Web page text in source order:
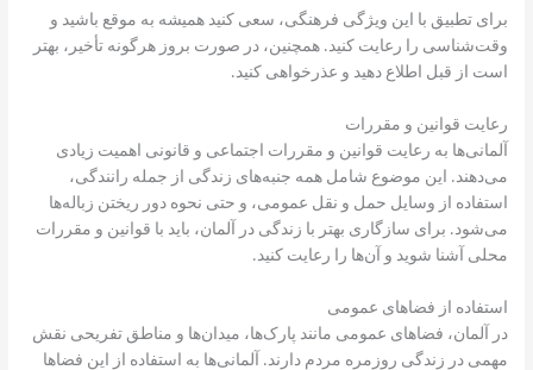
برای تطبیق با این ویژگی فرهنگی، سعی کنید همیشه به موقع باشید و
وقت‌شناسی را رعایت کنید. همچنین، در صورت بروز هرگونه تأخیر، بهتر
است از قبل اطلاع دهید و عذرخواهی کنید.
رعایت قوانین و مقررات
آلمانی‌ها به رعایت قوانین و مقررات اجتماعی و قانونی اهمیت زیادی
می‌دهند. این موضوع شامل همه جنبه‌های زندگی از جمله رانندگی،
استفاده از وسایل حمل و نقل عمومی، و حتی نحوه دور ریختن زباله‌ها
می‌شود. برای سازگاری بهتر با زندگی در آلمان، باید با قوانین و مقررات
محلی آشنا شوید و آن‌ها را رعایت کنید.
استفاده از فضاهای عمومی
در آلمان، فضاهای عمومی مانند پارک‌ها، میدان‌ها و مناطق تفریحی نقش
مهمی در زندگی روزمره مردم دارند. آلمانی‌ها به استفاده از این فضاها